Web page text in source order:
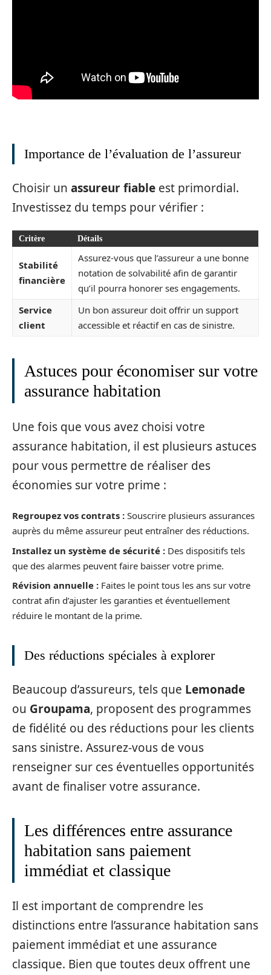
Importance de l’évaluation de l’assureur
Choisir un assureur fiable est primordial.
Investissez du temps pour vérifier :
Critère Détails
Stabilité
financière
Assurez-vous que l’assureur a une bonne
notation de solvabilité afin de garantir
qu’il pourra honorer ses engagements.
Service
client
Un bon assureur doit offrir un support
accessible et réactif en cas de sinistre.
Astuces pour économiser sur votre
assurance habitation
Une fois que vous avez choisi votre
assurance habitation, il est plusieurs astuces
pour vous permettre de réaliser des
économies sur votre prime :
Regroupez vos contrats : Souscrire plusieurs assurances
auprès du même assureur peut entraîner des réductions.
Installez un système de sécurité : Des dispositifs tels
que des alarmes peuvent faire baisser votre prime.
Révision annuelle : Faites le point tous les ans sur votre
contrat afin d’ajuster les garanties et éventuellement
réduire le montant de la prime.
Des réductions spéciales à explorer
Beaucoup d’assureurs, tels que Lemonade
ou Groupama, proposent des programmes
de fidélité ou des réductions pour les clients
sans sinistre. Assurez-vous de vous
renseigner sur ces éventuelles opportunités
avant de finaliser votre assurance.
Les différences entre assurance
habitation sans paiement
immédiat et classique
Il est important de comprendre les
distinctions entre l’assurance habitation sans
paiement immédiat et une assurance
classique. Bien que toutes deux offrent une